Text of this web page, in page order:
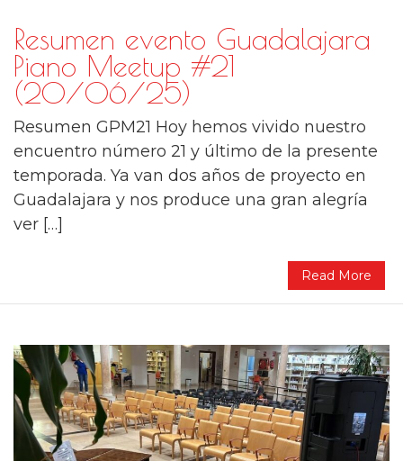
Resumen evento Guadalajara
Piano Meetup #21
(20/06/25)
Resumen GPM21 Hoy hemos vivido nuestro
encuentro número 21 y último de la presente
temporada. Ya van dos años de proyecto en
Guadalajara y nos produce una gran alegría
ver […]
Read More